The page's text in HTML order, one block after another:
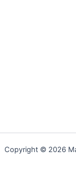
Copyright © 2026